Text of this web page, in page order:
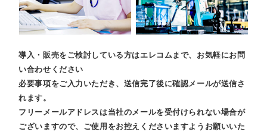
導入・販売をご検討している方はエレコムまで、お気軽にお問
い合わせください
必要事項をご入力いただき、送信完了後に確認メールが送信さ
れます。
フリーメールアドレスは当社のメールを受付けられない場合が
ございますので、ご使用をお控えくださいますようお願いいた